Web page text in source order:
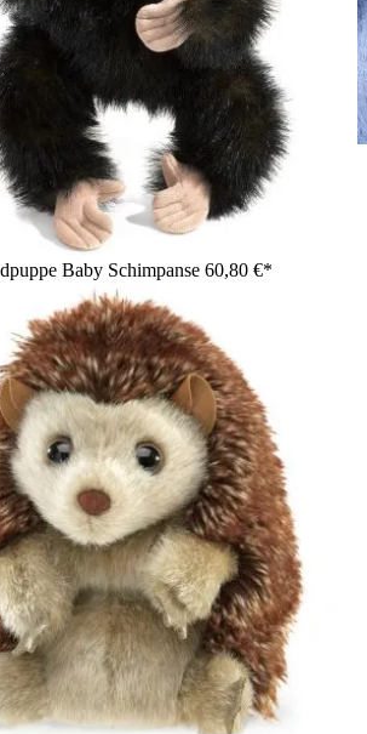
Weißkopfseeadler mit ausgebreiteten
auf dem Arm gehalten,
Baby Schimpanse 60,80 €*